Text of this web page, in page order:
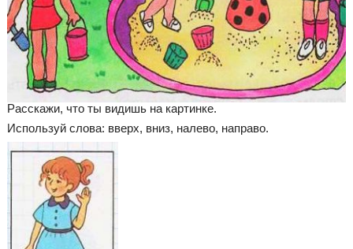
Расскажи, что ты видишь на картинке.
Используй слова: вверх, вниз, налево, направо.